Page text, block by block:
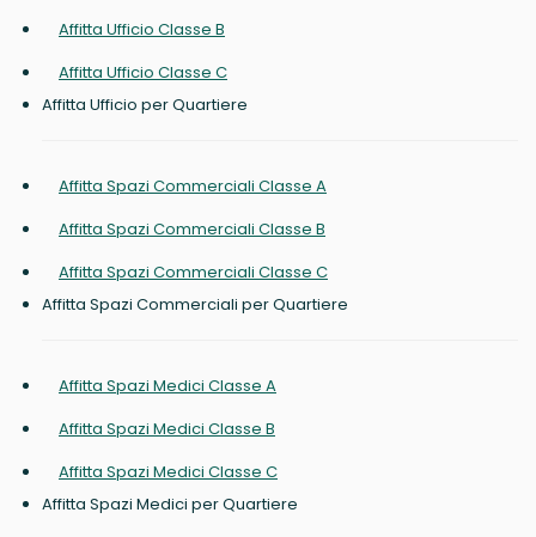
Affitta Ufficio Classe B
Affitta Ufficio Classe C
Affitta Ufficio per Quartiere
Affitta Spazi Commerciali Classe A
Affitta Spazi Commerciali Classe B
Affitta Spazi Commerciali Classe C
Affitta Spazi Commerciali per Quartiere
Affitta Spazi Medici Classe A
Affitta Spazi Medici Classe B
Affitta Spazi Medici Classe C
Affitta Spazi Medici per Quartiere